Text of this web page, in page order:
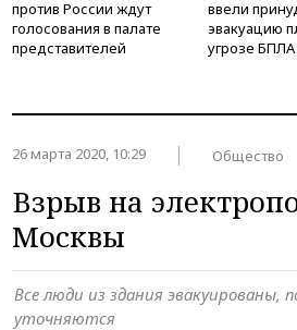
против России ждут
голосования в палате
представителей
ввели
эвакуацию
угрозе БПЛА
26 марта 2020, 10:29 Общество
Взрыв на
Москвы
Все люди из здания эвакуированы,
уточняются